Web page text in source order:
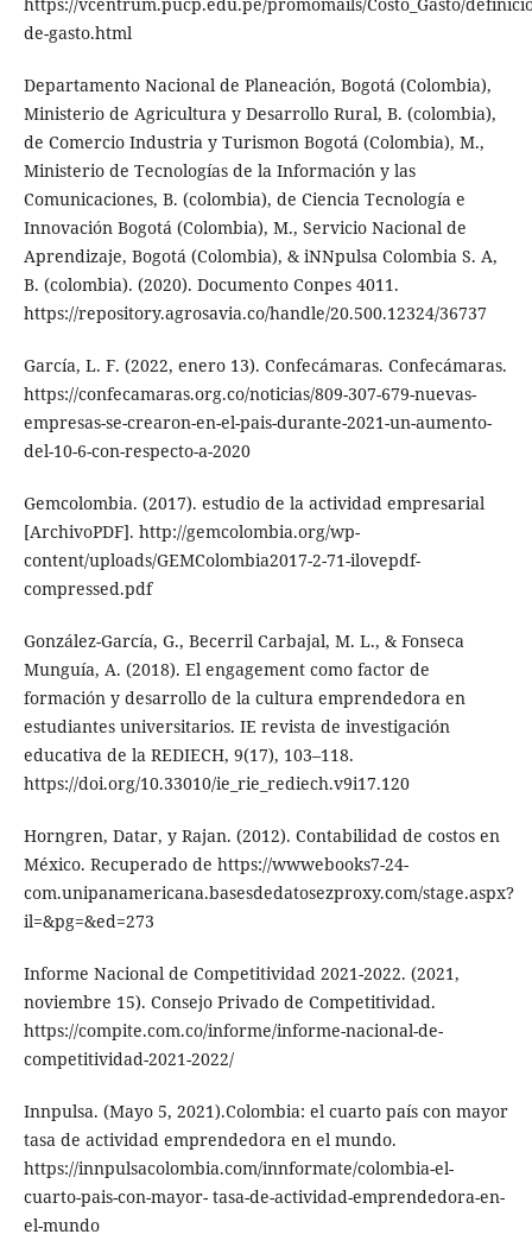
https://vcentrum.pucp.edu.pe/promomails/Costo_Gasto/
de-gasto.html
Departamento Nacional de Planeación, Bogotá (Colombia),
Ministerio de Agricultura y Desarrollo Rural, B. (colombia),
de Comercio Industria y Turismon Bogotá (Colombia), M.,
Ministerio de Tecnologías de la Información y las
Comunicaciones, B. (colombia), de Ciencia Tecnología e
Innovación Bogotá (Colombia), M., Servicio Nacional de
Aprendizaje, Bogotá (Colombia), & iNNpulsa Colombia S. A,
B. (colombia). (2020). Documento Conpes 4011.
https://repository.agrosavia.co/handle/20.500.12324/36737
García, L. F. (2022, enero 13). Confecámaras. Confecámaras.
https://confecamaras.org.co/noticias/809-307-679-nuevas-
empresas-se-crearon-en-el-pais-durante-2021-un-aumento-
del-10-6-con-respecto-a-2020
Gemcolombia. (2017). estudio de la actividad empresarial
[ArchivoPDF]. http://gemcolombia.org/wp-
content/uploads/GEMColombia2017-2-71-ilovepdf-
compressed.pdf
González-García, G., Becerril Carbajal, M. L., & Fonseca
Munguía, A. (2018). El engagement como factor de
formación y desarrollo de la cultura emprendedora en
estudiantes universitarios. IE revista de investigación
educativa de la REDIECH, 9(17), 103–118.
https://doi.org/10.33010/ie_rie_rediech.v9i17.120
Horngren, Datar, y Rajan. (2012). Contabilidad de costos en
México. Recuperado de https://wwwebooks7-24-
com.unipanamericana.basesdedatosezproxy.com/stage.aspx?
il=&pg=&ed=273
Informe Nacional de Competitividad 2021-2022. (2021,
noviembre 15). Consejo Privado de Competitividad.
https://compite.com.co/informe/informe-nacional-de-
competitividad-2021-2022/
Innpulsa. (Mayo 5, 2021).Colombia: el cuarto país con mayor
tasa de actividad emprendedora en el mundo.
https://innpulsacolombia.com/innformate/colombia-el-
cuarto-pais-con-mayor- tasa-de-actividad-emprendedora-en-
el-mundo